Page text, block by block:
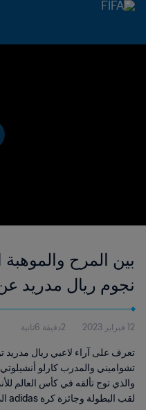
بين المرح
نجوم ريال مدريد
12 فبراير 2023 2دقيقة 6ثانية
تعرف على آراء لاعبي ريال مدريد
تشواميني والمدرب كارلو
لقب البطولة وجائزة كرة adidas الذهبية لأفضل لاعب.